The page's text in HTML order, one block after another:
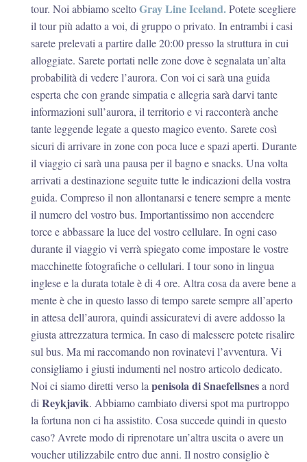
tour. Noi abbiamo sceltoGray Line Iceland.Potete scegliere
il tour più adatto a voi, di gruppo o privato. In entrambi i casi
sarete prelevati a partire dalle 20:00 presso la struttura in cui
alloggiate. Sarete portati nelle zone dove è segnalata un’alta
probabilità di vedere l’aurora. Con voi ci sarà una guida
esperta che con grande simpatia e allegria sarà darvi tante
informazioni sull’aurora, il territorio e vi racconterà anche
tante leggende legate a questo magico evento. Sarete così
sicuri di arrivare in zone con poca luce e spazi aperti. Durante
il viaggio ci sarà una pausa per il bagno e snacks. Una volta
arrivati a destinazione seguite tutte le indicazioni della vostra
guida. Compreso il non allontanarsi e tenere sempre a mente
il numero del vostro bus. Importantissimo non accendere
torce e abbassare la luce del vostro cellulare. In ogni caso
durante il viaggio vi verrà spiegato come impostare le vostre
macchinette fotografiche o cellulari. I tour sono in lingua
inglese e la durata totale è di 4 ore. Altra cosa da avere bene a
mente è che in questo lasso di tempo sarete sempre all’aperto
in attesa dell’aurora, quindi assicuratevi di avere addosso la
giusta attrezzatura termica. In caso di malessere potete risalire
sul bus. Ma mi raccomando non rovinatevi l’avventura. Vi
consigliamo i giusti indumenti nel nostro articolo dedicato.
Noi ci siamo diretti verso la penisola di Snaefellsnesa nord
di Reykjavik. Abbiamo cambiato diversi spot ma purtroppo
la fortuna non ci ha assistito. Cosa succede quindi in questo
caso? Avrete modo di riprenotare un’altra uscita o avere un
voucher utilizzabile entro due anni. Il nostro consiglio è